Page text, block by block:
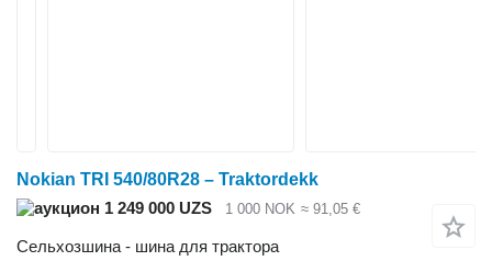
Nokian TRI 540/80R28 – Traktordekk
1 249 000 UZS
1 000 NOK ≈ 91,05 €
Сельхозшина - шина для трактора